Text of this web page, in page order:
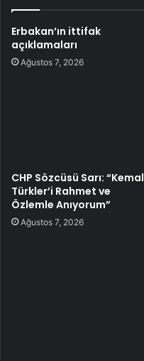
Erbakan’ın ittifak
açıklamaları
Ağustos 7, 2026
CHP Sözcüsü Sarı: “Kemal
Türkler’i Rahmet ve
Özlemle Anıyorum”
Ağustos 7, 2026